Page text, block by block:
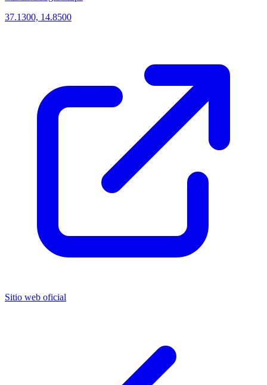
37.1300, 14.8500
Sitio web oficial